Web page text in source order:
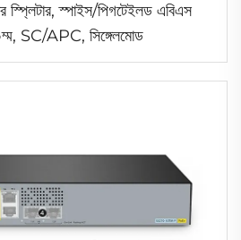
স্প্লিটার, স্পাইস/পিগটেইলড এবিএস
SC/APC, সিঙ্গেলমোড